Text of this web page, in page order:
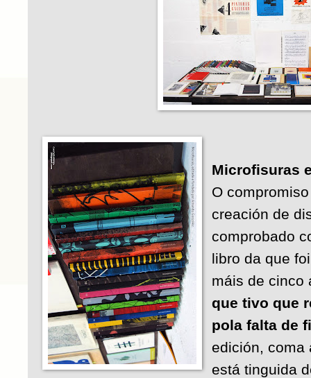
Microfisuras
O
creación de
comprobado
libro da que
máis de cinco
que tivo que
pola falta de
edición, coma
está tinguida